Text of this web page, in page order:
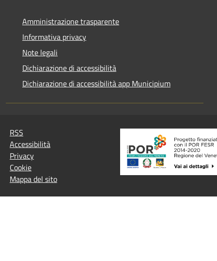
Amministrazione trasparente
Informativa privacy
Note legali
Dichiarazione di accessibilità
Dichiarazione di accessibilità app Municipium
RSS
Accessibilità
Privacy
Cookie
Mappa del sito